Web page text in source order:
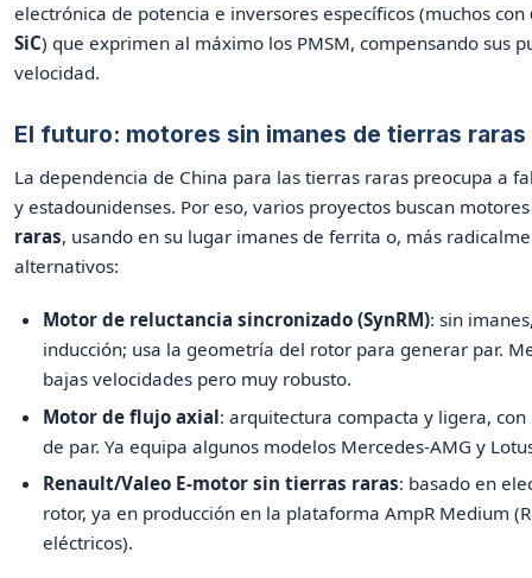
electrónica de potencia e inversores específicos (muchos con
SiC) que exprimen al máximo los PMSM, compensando sus
velocidad.
El futuro: motores sin imanes de tierras raras
La dependencia de China para las tierras raras preocupa a
y estadounidenses. Por eso, varios proyectos buscan
raras, usando en su lugar imanes de ferrita o, más
alternativos:
Motor de reluctancia sincronizado (SynRM): sin
inducción; usa la geometría del rotor para generar par.
bajas velocidades pero muy robusto.
Motor de flujo axial: arquitectura compacta y ligera,
de par. Ya equipa algunos modelos Mercedes-AMG y
Renault/Valeo E-motor sin tierras raras: basado en
rotor, ya en producción en la plataforma AmpR Medium
eléctricos).